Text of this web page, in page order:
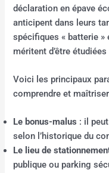
déclaration en épave
anticipent dans leurs
spécifiques « batterie
méritent d’être
Voici les principaux
comprendre et
Le bonus-malus : il
selon l’historique du
Le lieu de
publique ou parking